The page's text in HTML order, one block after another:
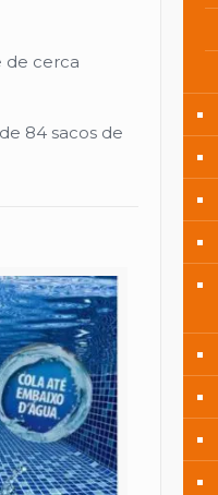
de cerca
84 sacos de